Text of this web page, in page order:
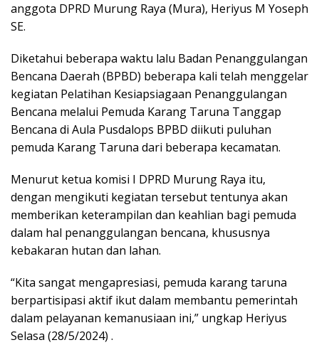
anggota DPRD Murung Raya (Mura), Heriyus M Yoseph
SE.
Diketahui beberapa waktu lalu Badan Penanggulangan
Bencana Daerah (BPBD) beberapa kali telah menggelar
kegiatan Pelatihan Kesiapsiagaan Penanggulangan
Bencana melalui Pemuda Karang Taruna Tanggap
Bencana di Aula Pusdalops BPBD diikuti puluhan
pemuda Karang Taruna dari beberapa kecamatan.
Menurut ketua komisi I DPRD Murung Raya itu,
dengan mengikuti kegiatan tersebut tentunya akan
memberikan keterampilan dan keahlian bagi pemuda
dalam hal penanggulangan bencana, khususnya
kebakaran hutan dan lahan.
“Kita sangat mengapresiasi, pemuda karang taruna
berpartisipasi aktif ikut dalam membantu pemerintah
dalam pelayanan kemanusiaan ini,” ungkap Heriyus
Selasa (28/5/2024) .